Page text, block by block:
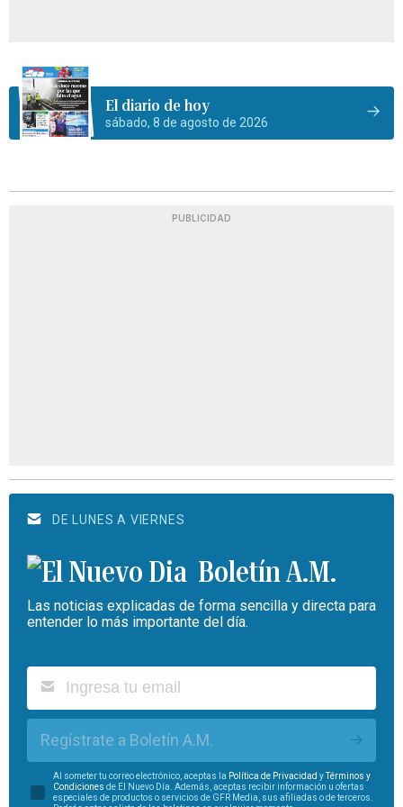
El diario de hoy
sábado, 8 de agosto de 2026
PUBLICIDAD
DE LUNES A VIERNES
Boletín A.M.
Las noticias explicadas de forma sencilla y directa para
entender lo más importante del día.
Regístrate a Boletín A.M.
Al someter tu correo electrónico, aceptas la Política de Privacidad yTérminos y
Condiciones de El Nuevo Día. Además, aceptas recibir información u ofertas
especiales de productos o servicios de GFR Media, sus afiliadas o de terceros.